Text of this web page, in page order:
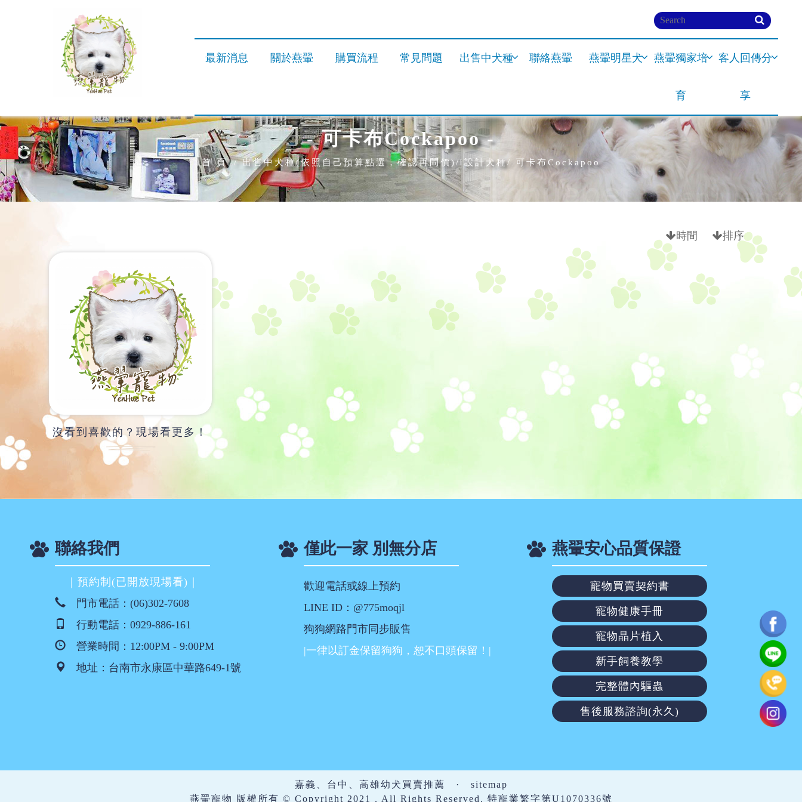
最新消息 關於燕翬 購買流程 常見問題 出售中犬種 聯絡燕翬 燕翬明星犬 燕翬獨家培
育
客人回傳分
享
- 可卡布Cockapoo -
首 頁 出售中犬種(依照自己預算點選，確認再問價) 設計犬種 可卡布Cockapoo
時間 排序
沒看到喜歡的？現場看更多！
聯絡我們
｜預約制(已開放現場看)｜
門市電話：(06)302-7608
行動電話：0929-886-161
營業時間：12:00PM - 9:00PM
地址： 台南市永康區中華路649-1號
僅此一家 別無分店
歡迎電話或線上預約
LINE ID：@775moqjl
狗狗網路門市同步販售
|一律以訂金保留狗狗，恕不口頭保留！|
燕翬安心品質保證
寵物買賣契約書
寵物健康手冊
寵物晶片植入
新手飼養教學
完整體內驅蟲
售後服務諮詢(永久)
嘉義、台中、高雄幼犬買賣推薦 · sitemap
燕翬寵物 版權所有 © Copyright 2021 . All Rights Reserved. 特寵業繁字第U1070336號